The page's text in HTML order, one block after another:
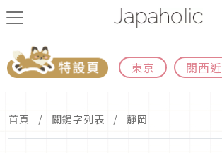
東京 關西
首頁 關鍵字列表 靜岡